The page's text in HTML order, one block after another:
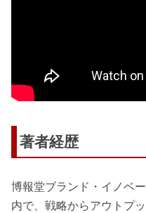
著者経歴
博報堂ブランド・イノベ
内で、戦略からアウトプ